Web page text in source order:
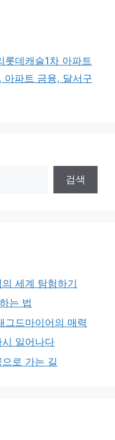
데캐슬1차 아파트
아파트 금융, 달서구
검색
세계 탐험하기
는 법
그드마이어의 매력
일어나다
로 가는 길